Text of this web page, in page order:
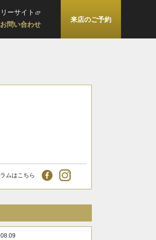
ーサイト
お問い合わせ
来店のご予約
ムはこちら